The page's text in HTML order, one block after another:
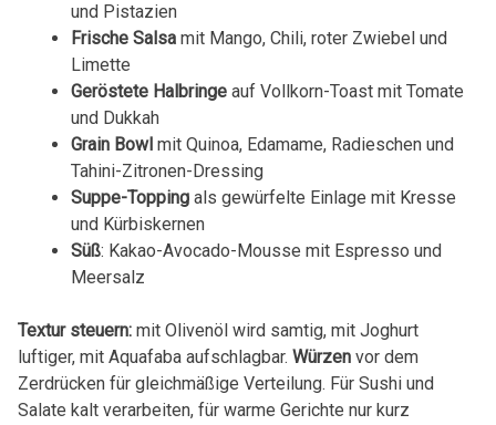
und Pistazien
Frische Salsamit Mango, Chili, roter Zwiebel und
Limette
Geröstete Halbringeauf Vollkorn-Toast mit Tomate
und Dukkah
Grain Bowlmit Quinoa, Edamame, Radieschen und
Tahini-Zitronen-Dressing
Suppe-Toppingals gewürfelte Einlage mit Kresse
und Kürbiskernen
Süß: Kakao-Avocado-Mousse mit Espresso und
Meersalz
Textur steuern:mit Olivenöl wird samtig, mit Joghurt
luftiger, mit Aquafaba aufschlagbar. Würzenvor dem
Zerdrücken für gleichmäßige Verteilung. Für Sushi und
Salate kalt verarbeiten, für warme Gerichte nur kurz